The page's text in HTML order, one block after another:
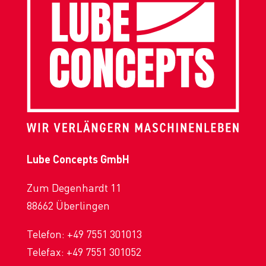
Lube Concepts GmbH
Zum Degenhardt 11
88662 Überlingen
Telefon: +49 7551 301013
Telefax: +49 7551 301052